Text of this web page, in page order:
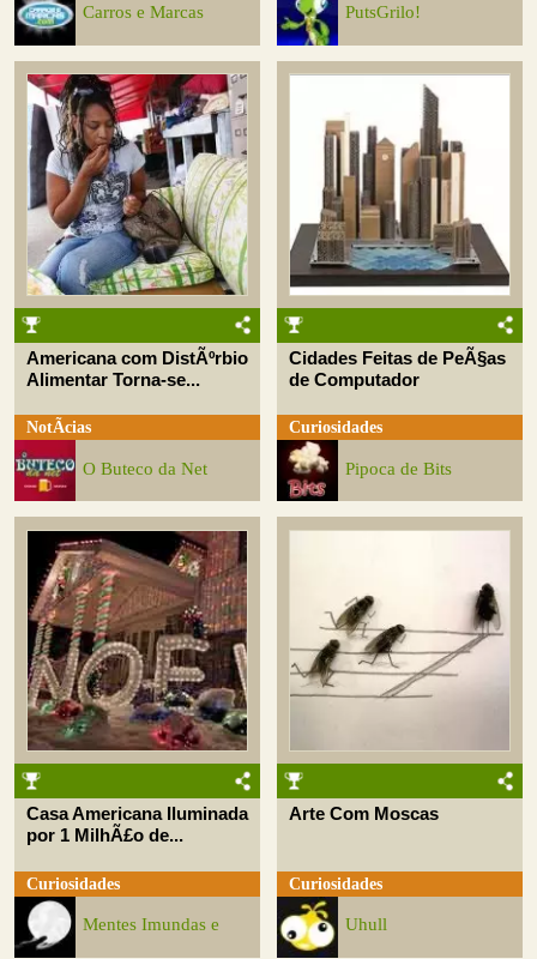
Carros e Marcas PutsGrilo!
Americana com DistÃºrbio
Alimentar Torna-se...
NotÃ­cias
O Buteco da Net
Cidades Feitas de PeÃ§as
de Computador
Curiosidades
Pipoca de Bits
Casa Americana Iluminada
por 1 MilhÃ£o de...
Curiosidades
Mentes Imundas e
Arte Com Moscas
Curiosidades
Uhull